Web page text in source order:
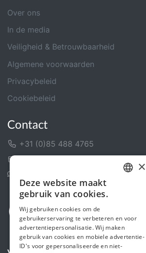
Over ons
In de media
Veiligheid & Betrouwbaarheid
Algemene voorwaarden
Privacybeleid
Cookiebeleid
Contact
+31 (0)85 488 4765
ENGLISH
×
Deze website maakt
gebruik van cookies.
Wij gebruiken cookies om de
gebruikerservaring te verbeteren en voor
advertentiepersonalisatie. Wij maken
gebruik van cookies en mobiele advertentie-
ID's voor gepersonaliseerde en niet-